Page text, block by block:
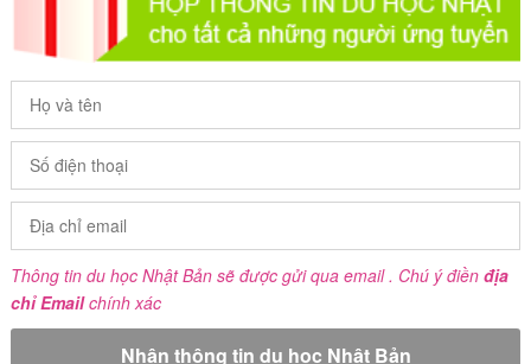
Thông tin du học Nhật Bản sẽ được gửi qua email . Chú ý điền địa
chỉ Emailchính xác